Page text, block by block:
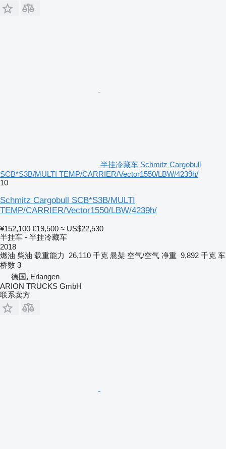
半挂冷藏车 Schmitz Cargobull
SCB*S3B/MULTI TEMP/CARRIER/Vector1550/LBW/4239h/
10
Schmitz Cargobull SCB*S3B/MULTI
TEMP/CARRIER/Vector1550/LBW/4239h/
¥152,100 €19,500 ≈ US$22,530
半挂车 - 半挂冷藏车
2018
燃油 柴油 载重能力 26,110 千克 悬架 空气/空气 净重 9,892 千克 车
桥数 3
德国, Erlangen
ARION TRUCKS GmbH
联系卖方